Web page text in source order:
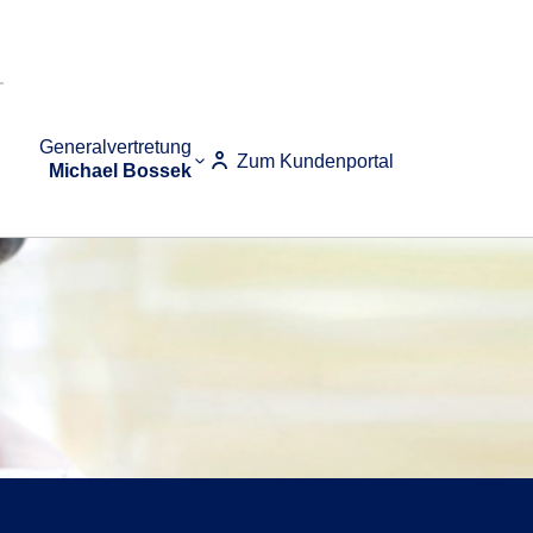
Generalvertretung
Michael Bossek
Zum Kundenportal